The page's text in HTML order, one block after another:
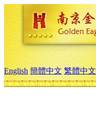
English 簡體中文 繁體中文